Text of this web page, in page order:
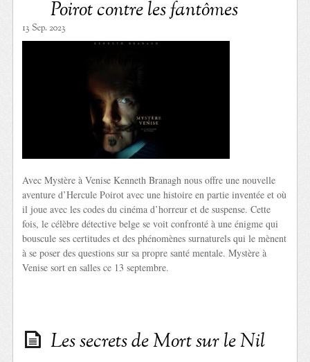
Poirot contre les fantômes
13 Sep. 2023
Avec Mystère à Venise Kenneth Branagh nous offre une nouvelle
aventure d’Hercule Poirot avec une histoire en partie inventée et où
il joue avec les codes du cinéma d’horreur et de suspense. Cette
fois, le célèbre détective belge se voit confronté à une énigme qui
bouscule ses certitudes et des phénomènes surnaturels qui le mènent
à se poser des questions sur sa propre santé mentale. Mystère à
Venise sort en salles ce 13 septembre.
Les secrets de Mort sur le Nil